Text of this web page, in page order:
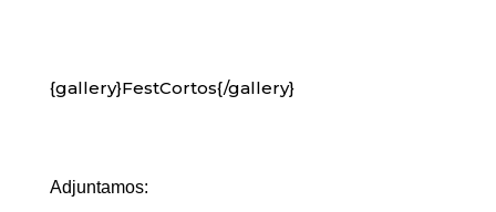
{gallery}FestCortos{/gallery}
Adjuntamos: